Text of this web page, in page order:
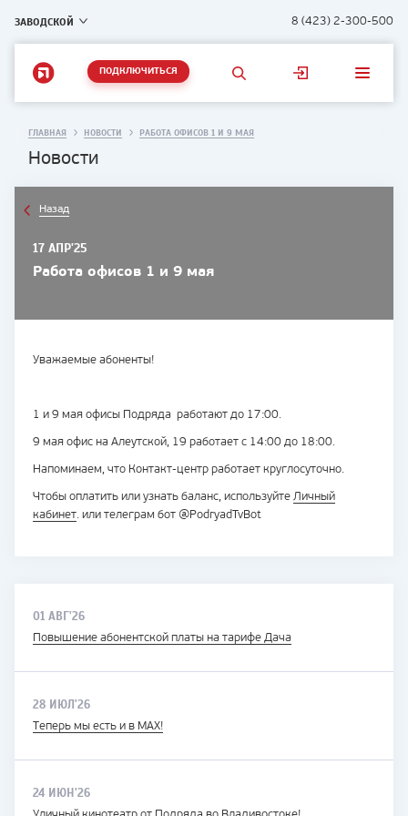
ЗАВОДСКОЙ 8 (423) 2-300-500
ПОДКЛЮЧИТЬСЯ
ГЛАВНАЯ НОВОСТИ РАБОТА ОФИСОВ 1 И 9 МАЯ
Новости
Назад
17 АПР'25
Работа офисов 1 и 9 мая
Уважаемые абоненты!
1 и 9 мая офисы Подряда работают до 17:00.
9 мая офис на Алеутской, 19 работает с 14:00 до 18:00.
Напоминаем, что Контакт-центр работает круглосуточно.
Чтобы оплатить или узнать баланс, используйте Личный
кабинет. или телеграм бот @PodryadTvBot
01 АВГ'26
Повышение абонентской платы на тарифе Дача
28 ИЮЛ'26
Теперь мы есть и в MAX!
24 ИЮН'26